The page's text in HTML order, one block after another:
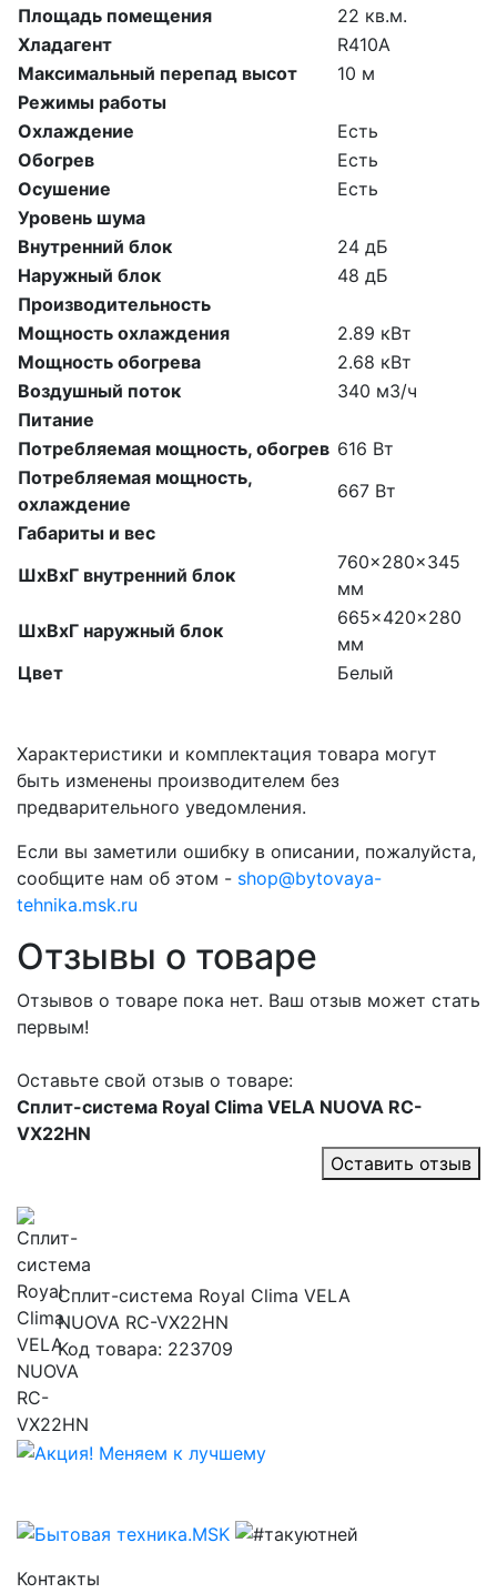
Площадь помещения
22 кв.м.
Хладагент
R410A
Максимальный перепад высот
10 м
Режимы работы
Охлаждение
Есть
Обогрев
Есть
Осушение
Есть
Уровень шума
Внутренний блок
24 дБ
Наружный блок
48 дБ
Производительность
Мощность охлаждения
2.89 кВт
Мощность обогрева
2.68 кВт
Воздушный поток
340 м3/ч
Питание
Потребляемая мощность, обогрев 616 Вт
Потребляемая мощность,
охлаждение
667 Вт
Габариты и вес
ШхВхГ внутренний блок
760x280x345
мм
ШхВхГ наружный блок
665x420x280
мм
Цвет
Белый
Характеристики и комплектация товара могут
быть изменены производителем без
предварительного уведомления.
Если вы заметили ошибку в описании, пожалуйста,
сообщите нам об этом - shop@bytovaya-
tehnika.msk.ru
Отзывы о товаре
Отзывов о товаре пока нет. Ваш отзыв может стать
первым!
Оставьте свой отзыв о товаре:
Сплит-система Royal Clima VELA NUOVA RC-
VX22HN
Оставить отзыв
Сплит-система Royal Clima VELA
NUOVA RC-VX22HN
Код товара: 223709
Контакты